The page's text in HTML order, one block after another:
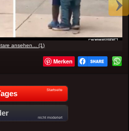
ansehen... (1)
Merken
Startseite
nicht moderiert